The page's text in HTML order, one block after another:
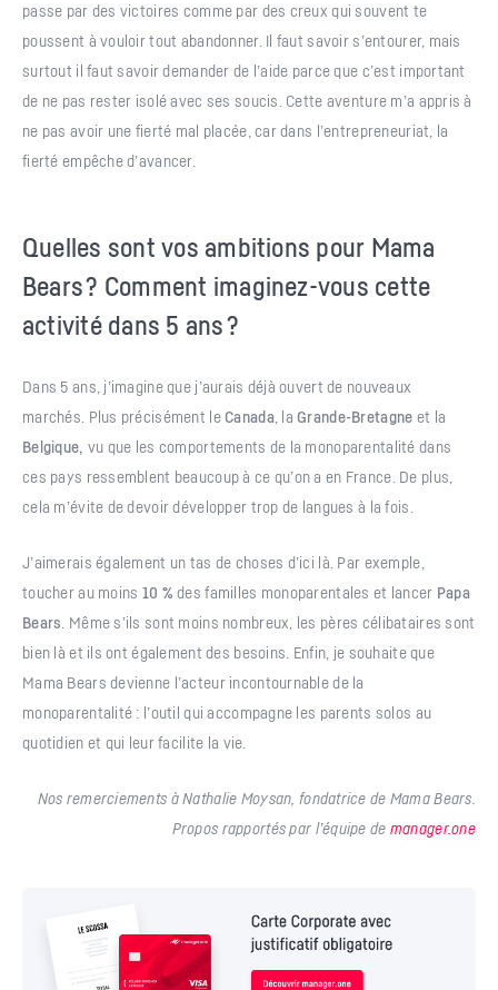
passe par des victoires comme par des creux qui souvent te
poussent à vouloir tout abandonner. Il faut savoir s’entourer, mais
surtout il faut savoir demander de l’aide parce que c’est important
de ne pas rester isolé avec ses soucis. Cette aventure m’a appris à
ne pas avoir une fierté mal placée, car dans l’entrepreneuriat, la
fierté empêche d’avancer.
Quelles sont vos ambitions pour Mama
Bears ? Comment imaginez-vous cette
activité dans 5 ans ?
Dans 5 ans, j’imagine que j’aurais déjà ouvert de nouveaux
marchés. Plus précisément le Canada, la Grande-Bretagne et la
Belgique, vu que les comportements de la monoparentalité dans
ces pays ressemblent beaucoup à ce qu’on a en France. De plus,
cela m’évite de devoir développer trop de langues à la fois.
J’aimerais également un tas de choses d’ici là. Par exemple,
toucher au moins 10 % des familles monoparentales et lancer Papa
Bears . Même s’ils sont moins nombreux, les pères célibataires sont
bien là et ils ont également des besoins. Enfin, je souhaite que
Mama Bears devienne l’acteur incontournable de la
monoparentalité : l’outil qui accompagne les parents solos au
quotidien et qui leur facilite la vie.
Nos remerciements àNathalie Moysan , fondatrice de Mama Bears
Propos rapportés par l’équipe de manager.one